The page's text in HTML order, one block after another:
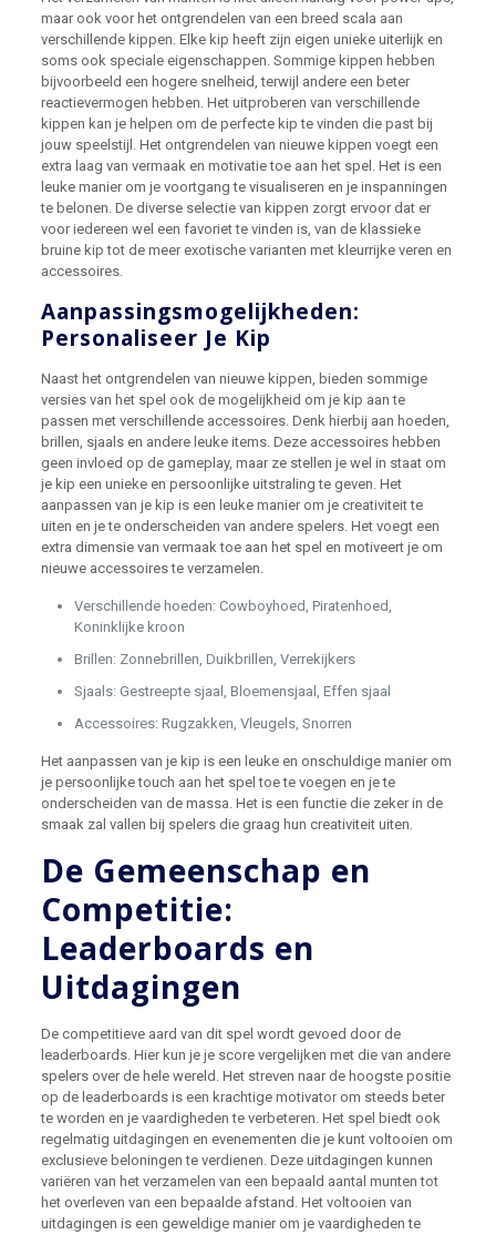
maar ook voor het ontgrendelen van een breed scala aan
verschillende kippen. Elke kip heeft zijn eigen unieke uiterlijk en
soms ook speciale eigenschappen. Sommige kippen hebben
bijvoorbeeld een hogere snelheid, terwijl andere een beter
reactievermogen hebben. Het uitproberen van verschillende
kippen kan je helpen om de perfecte kip te vinden die past bij
jouw speelstijl. Het ontgrendelen van nieuwe kippen voegt een
extra laag van vermaak en motivatie toe aan het spel. Het is een
leuke manier om je voortgang te visualiseren en je inspanningen
te belonen. De diverse selectie van kippen zorgt ervoor dat er
voor iedereen wel een favoriet te vinden is, van de klassieke
bruine kip tot de meer exotische varianten met kleurrijke veren en
accessoires.
Aanpassingsmogelijkheden:
Personaliseer Je Kip
Naast het ontgrendelen van nieuwe kippen, bieden sommige
versies van het spel ook de mogelijkheid om je kip aan te
passen met verschillende accessoires. Denk hierbij aan hoeden,
brillen, sjaals en andere leuke items. Deze accessoires hebben
geen invloed op de gameplay, maar ze stellen je wel in staat om
je kip een unieke en persoonlijke uitstraling te geven. Het
aanpassen van je kip is een leuke manier om je creativiteit te
uiten en je te onderscheiden van andere spelers. Het voegt een
extra dimensie van vermaak toe aan het spel en motiveert je om
nieuwe accessoires te verzamelen.
Verschillende hoeden: Cowboyhoed, Piratenhoed,
Koninklijke kroon
Brillen: Zonnebrillen, Duikbrillen, Verrekijkers
Sjaals: Gestreepte sjaal, Bloemensjaal, Effen sjaal
Accessoires: Rugzakken, Vleugels, Snorren
Het aanpassen van je kip is een leuke en onschuldige manier om
je persoonlijke touch aan het spel toe te voegen en je te
onderscheiden van de massa. Het is een functie die zeker in de
smaak zal vallen bij spelers die graag hun creativiteit uiten.
De Gemeenschap en
Competitie:
Leaderboards en
Uitdagingen
De competitieve aard van dit spel wordt gevoed door de
leaderboards. Hier kun je je score vergelijken met die van andere
spelers over de hele wereld. Het streven naar de hoogste positie
op de leaderboards is een krachtige motivator om steeds beter
te worden en je vaardigheden te verbeteren. Het spel biedt ook
regelmatig uitdagingen en evenementen die je kunt voltooien om
exclusieve beloningen te verdienen. Deze uitdagingen kunnen
variëren van het verzamelen van een bepaald aantal munten tot
het overleven van een bepaalde afstand. Het voltooien van
uitdagingen is een geweldige manier om je vaardigheden te